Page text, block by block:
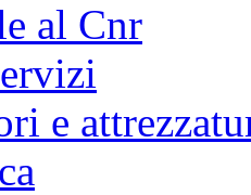
al Cnr
e